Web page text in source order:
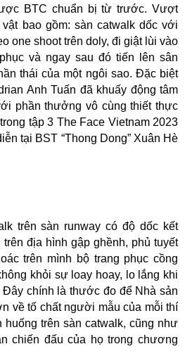
BTC chuẩn bị từ trước. Vượt
bao gồm: sàn catwalk dốc với
one shoot trên doly, đi giật lùi vào
và ngay sau đó tiến lên sân
thái của một ngôi sao. Đặc biệt
Anh Tuấn đã khuấy động tâm
phần thưởng vô cùng thiết thực
tập 3 The Face Vietnam 2023
tại BST “Thong Dong” Xuân Hè
trên sàn runway có độ dốc kết
địa hình gập ghềnh, phủ tuyết
trên mình bộ trang phục cồng
khỏi sự loay hoay, lo lắng khi
Đây chính là thước đo để Nhà sản
về tố chất người mẫu của mỗi thí
trên sàn catwalk, cũng như
chiến đấu của họ trong chương